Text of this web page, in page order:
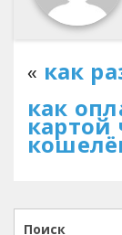
« как
как
картой
Поиск